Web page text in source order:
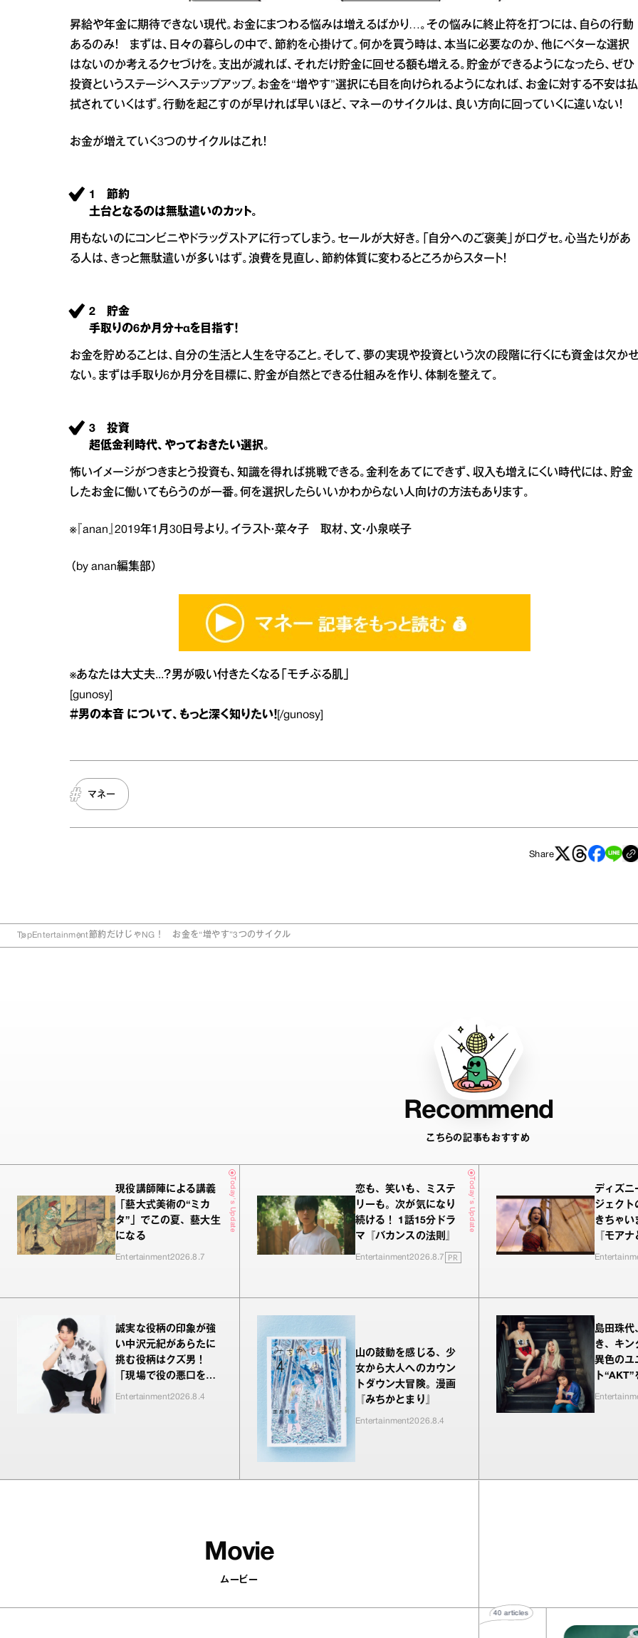
昇給や年金に期待できない現代。お金にまつわる悩みは増えるばかり…。その悩みに終止符を打つには、自らの行動
あるのみ！ まずは、日々の暮らしの中で、節約を心掛けて。何かを買う時は、本当に必要なのか、他にベターな選択
はないのか考えるクセづけを。支出が減れば、それだけ貯金に回せる額も増える。貯金ができるようになったら、ぜひ
投資というステージへステップアップ。お金を“増やす”選択にも目を向けられるようになれば、お金に対する不安は払
拭されていくはず。行動を起こすのが早ければ早いほど、マネーのサイクルは、良い方向に回っていくに違いない！
お金が増えていく3つのサイクルはこれ！
1 節約
土台となるのは無駄遣いのカット。
用もないのにコンビニやドラッグストアに行ってしまう。セールが大好き。「自分へのご褒美」が口グセ。心当たりがあ
る人は、きっと無駄遣いが多いはず。浪費を見直し、節約体質に変わるところからスタート！
2 貯金
手取りの6か月分＋αを目指す！
お金を貯めることは、自分の生活と人生を守ること。そして、夢の実現や投資という次の段階に行くにも資金は欠か
ない。まずは手取り6か月分を目標に、貯金が自然とできる仕組みを作り、体制を整えて。
3 投資
超低金利時代、やっておきたい選択。
怖いイメージがつきまとう投資も、知識を得れば挑戦できる。金利をあてにできず、収入も増えにくい時代には、貯金
したお金に働いてもらうのが一番。何を選択したらいいかわからない人向けの方法もあります。
※『anan』2019年1月30日号より。イラスト・菜々子 取材、文・小泉咲子
（by anan編集部）
※あなたは大丈夫...？男が吸い付きたくなる「モチぷる肌」
[gunosy]
＃男の本音 について、もっと深く知りたい！ [/gunosy]
マネー
Share
TopEntertainment節約だけじゃNG！ お金を“増やす”3つのサイクル
Recommend
こちらの記事もおすすめ
Today's Update
現役講師陣による講義
「藝大式美術の“ミカ
タ”」でこの夏、藝大生
になる
Entertainment2026.8.7
Today's Update
恋も、笑いも、ミステ
リーも。次が気になり
続ける！ 1話15分ドラ
マ『バカンスの法則』
Entertainment2026.8.7 PR
ディズニ
ジェクト
きちゃい
『モア
誠実な役柄の印象が強
い中沢元紀があらたに
挑む役柄はクズ男！
「現場で役の悪口を言
われるのが新鮮でした
Entertainment2026.8.4
山の鼓動を感じる、少
女から大人へのカウン
トダウン大冒険。漫画
『みちかとまり』
Entertainment2026.8.4
島田珠代
き、キン
異色のユ
ト
Movie
ムービー
40